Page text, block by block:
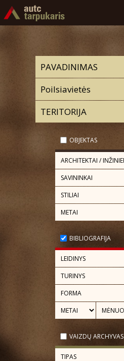
OBJEKTAS
BIBLIOGRAFIJA
VAIZDŲ ARCHYVAS